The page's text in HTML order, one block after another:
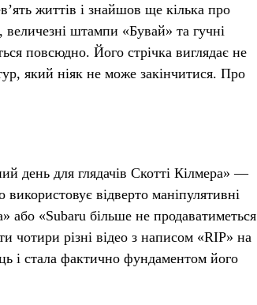
життів і знайшов ще кілька про
штампи «Бувай» та гучні
повсюдно. Його стрічка виглядає не
який ніяк не може закінчитися. Про
день для глядачів Скотті Кілмера» —
відверто маніпулятивні
або «Subaru більше не продаватиметься
різні відео з написом «RIP» на
і стала фактично фундаментом його